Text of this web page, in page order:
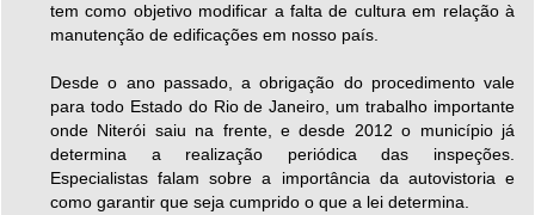
tem como objetivo modificar a falta de cultura em relação à
manutenção de edificações em nosso país.
Desde o ano passado, a obrigação do procedimento vale
para todo Estado do Rio de Janeiro, um trabalho importante
onde Niterói saiu na frente, e desde 2012 o município já
determina a realização periódica das inspeções.
Especialistas falam sobre a importância da autovistoria e
como garantir que seja cumprido o que a lei determina.